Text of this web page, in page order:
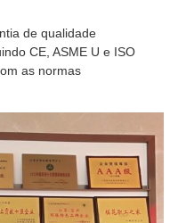
de qualidade
CE, ASME U e ISO
as normas